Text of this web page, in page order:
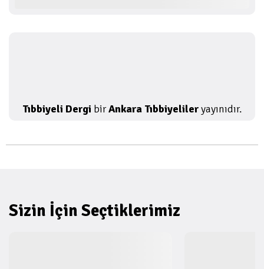
Tıbbiyeli Dergi birAnkara Tıbbiyelileryayınıdır.
Sizin İçin Seçtiklerimiz